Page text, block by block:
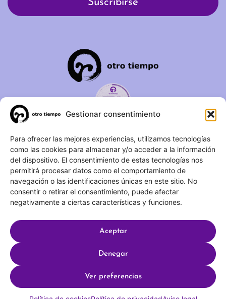
Gestionar consentimiento
Para ofrecer las mejores experiencias, utilizamos tecnologías
como las cookies para almacenar y/o acceder a la información
del dispositivo. El consentimiento de estas tecnologías nos
permitirá procesar datos como el comportamiento de
navegación o las identificaciones únicas en este sitio. No
consentir o retirar el consentimiento, puede afectar
negativamente a ciertas características y funciones.
Aceptar
Denegar
Ver preferencias
C/ Duque de Fernán Núñez,
2 – 1ºA 28012 – Madrid
(+34) 623 183 283
info@otrotiempo.org
Hecho con por SocialCo © 2025 Otro Tiempo
Política de privacidad
Política de cookies